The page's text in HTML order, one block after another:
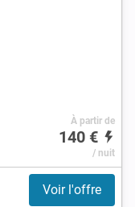
À partir de
140 €
/ nuit
Voir l'offre